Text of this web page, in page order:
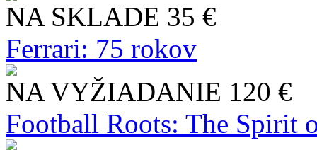
NA SKLADE 35 €
Ferrari: 75 rokov
NA VYŽIADANIE 120 €
Football Roots: The Spirit